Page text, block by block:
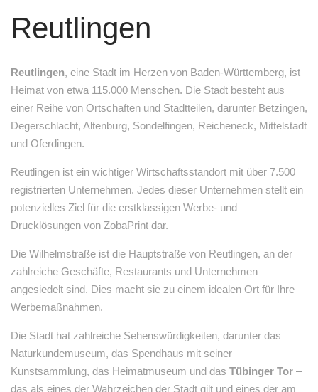
Reutlingen
Reutlingen, eine Stadt im Herzen von Baden-Württemberg, ist
Heimat von etwa 115.000 Menschen. Die Stadt besteht aus
einer Reihe von Ortschaften und Stadtteilen, darunter Betzingen,
Degerschlacht, Altenburg, Sondelfingen, Reicheneck, Mittelstadt
und Oferdingen.
Reutlingen ist ein wichtiger Wirtschaftsstandort mit über 7.500
registrierten Unternehmen. Jedes dieser Unternehmen stellt ein
potenzielles Ziel für die erstklassigen Werbe- und
Drucklösungen von ZobaPrint dar.
Die Wilhelmstraße ist die Hauptstraße von Reutlingen, an der
zahlreiche Geschäfte, Restaurants und Unternehmen
angesiedelt sind. Dies macht sie zu einem idealen Ort für Ihre
Werbemaßnahmen.
Die Stadt hat zahlreiche Sehenswürdigkeiten, darunter das
Naturkundemuseum, das Spendhaus mit seiner
Kunstsammlung, das Heimatmuseum und das Tübinger Tor –
das als eines der Wahrzeichen der Stadt gilt und eines der am